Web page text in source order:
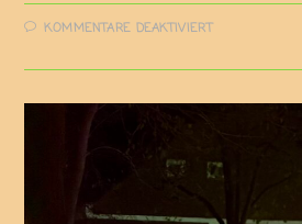
KOMMENTARE DEAKTIVIERT